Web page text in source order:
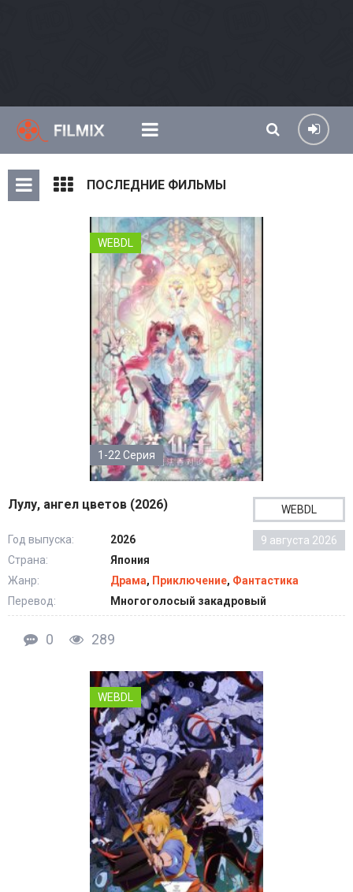
ПОСЛЕДНИЕ ФИЛЬМЫ
WEBDL
1-22 Серия
Лулу, ангел цветов (2026) WEBDL
9 августа 2026
Год выпуска:
2026
Страна:
Япония
Жанр:
Драма, Приключение, Фантастика
Перевод:
Многоголосый закадровый
0 289
WEBDL